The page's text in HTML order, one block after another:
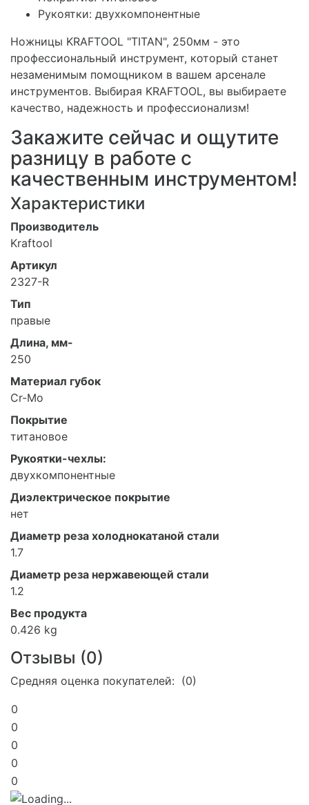
Рукоятки: двухкомпонентные
Ножницы KRAFTOOL "TITAN", 250мм - это
профессиональный инструмент, который станет
незаменимым помощником в вашем арсенале
инструментов. Выбирая KRAFTOOL, вы выбираете
качество, надежность и профессионализм!
Закажите сейчас и ощутите
разницу в работе с
качественным инструментом!
Характеристики
Производитель
Kraftool
Артикул
2327-R
Тип
правые
Длина, мм-
250
Материал губок
Cr-Mo
Покрытие
титановое
Рукоятки-чехлы:
двухкомпонентные
Диэлектрическое покрытие
нет
Диаметр реза холоднокатаной стали
1.7
Диаметр реза нержавеющей стали
1.2
Вес продукта
0.426 kg
Отзывы (0)
Средняя оценка покупателей: (0)
0
0
0
0
0